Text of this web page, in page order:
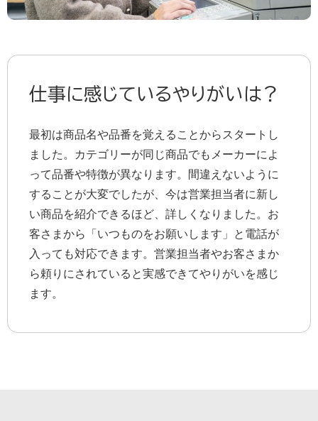
仕事に感じているやりがいは？
最初は商品名や品番を覚えることからスタートし
ました。カテゴリーが同じ商品でもメーカーによ
って品番や特徴が異なります。間違えないように
することが大変でしたが、今は営業担当者に新し
い商品を紹介できるほど、詳しくなりました。お
客さまから「いつものをお願いします」と電話が
入っても対応できます。営業担当者やお客さまか
ら頼りにされていると実感できてやりがいを感じ
ます。